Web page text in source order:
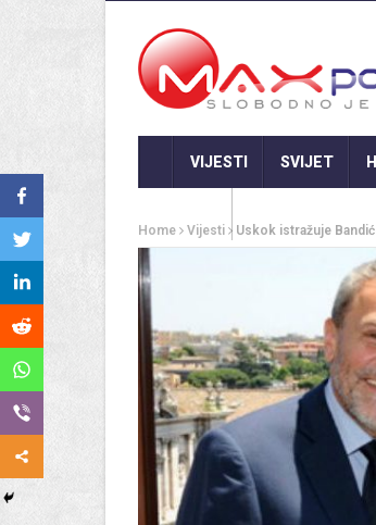
VIJESTI SVIJET
Home Vijesti Uskok istražuje